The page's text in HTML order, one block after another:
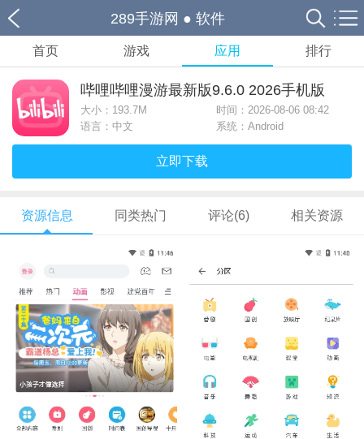
289手游网 ● 软件
首页 游戏 应用 排行
哔哩哔哩漫游最新版9.6.0 2026手机版
大小： 193.7M
时间：2026-08-06 08:42
语言：中文
系统：Android
立即下载
资源信息 同类热门 评论(6) 相关资源